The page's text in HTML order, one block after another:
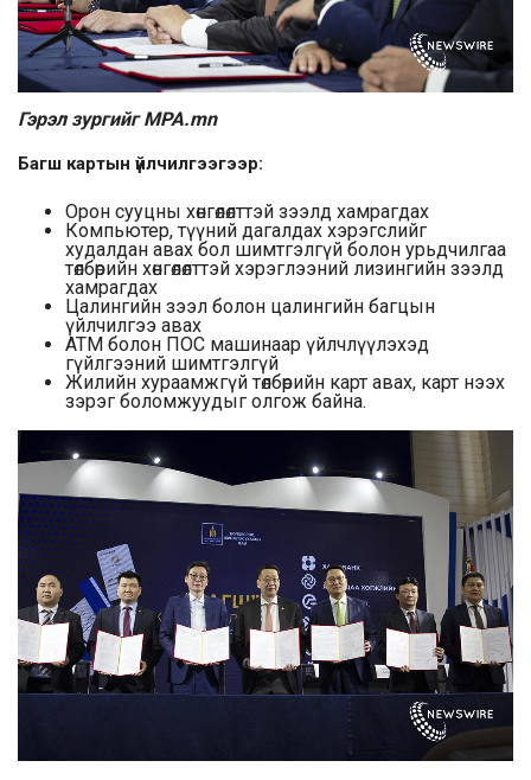
Гэрэл зургийг MPA.mn
Багш картын үйлчилгээгээр:
Орон сууцны хөнгөлөлттэй зээлд хамрагдах
Компьютер, түүний дагалдах хэрэгслийг
худалдан авах бол шимтгэлгүй болон урьдчилгаа
төлбөрийн хөнгөлөлттэй хэрэглээний лизингийн зээлд
хамрагдах
Цалингийн зээл болон цалингийн багцын
үйлчилгээ авах
АТМ болон ПОС машинаар үйлчлүүлэхэд
гүйлгээний шимтгэлгүй
Жилийн хураамжгүй төлбөрийн карт авах, карт нээх
зэрэг боломжуудыг олгож байна.